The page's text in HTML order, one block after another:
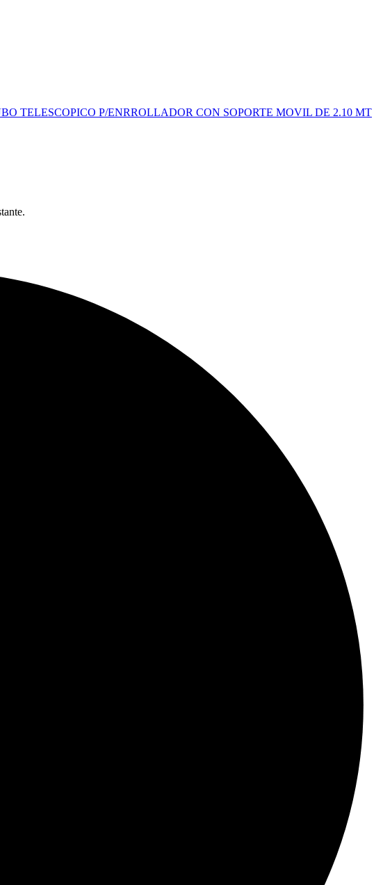
TELESCOPICO P/ENRROLLADOR CON SOPORTE MOVIL DE 2.10 MT